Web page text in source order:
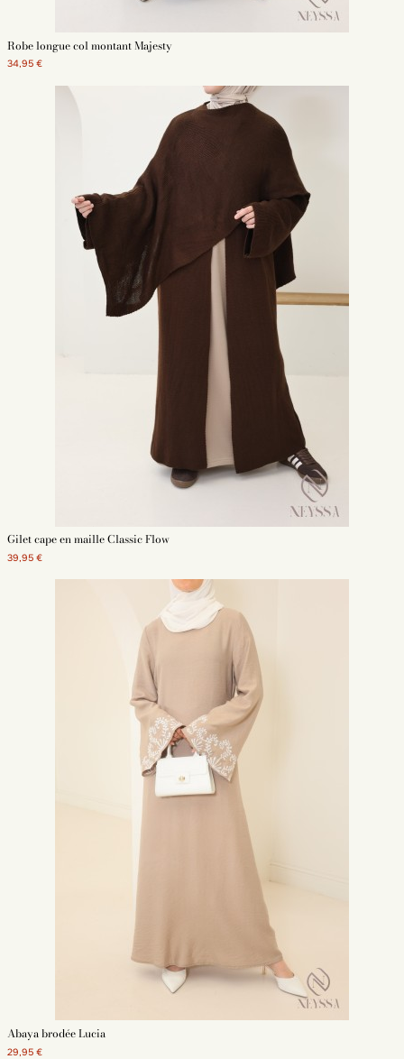
Robe longue col montant Majesty
34,95 €
Gilet cape en maille Classic Flow
39,95 €
Abaya brodée Lucia
29,95 €